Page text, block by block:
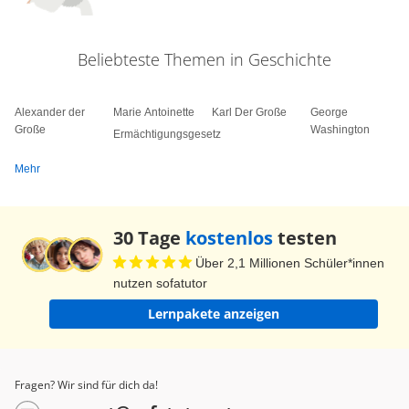
Beliebteste Themen in Geschichte
Alexander der
Große
Marie Antoinette
Ermächtigungsgesetz
Karl Der Große
George
Washington
Mehr
30 Tage kostenlostesten
Über 2,1 Millionen Schüler*innen
nutzen sofatutor
Lernpakete anzeigen
Fragen? Wir sind für dich da!